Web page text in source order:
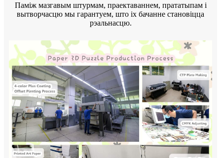
Паміж мазгавым штурмам, праектаваннем, прататыпам і
вытворчасцю мы гарантуем, што іх бачанне становіцца
рэальнасцю.